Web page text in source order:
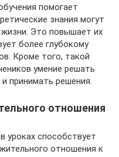
помогает
знания могут
Это повышает их
более глубокому
Кроме того, такой
умение решать
принимать решения.
отношения
уроках способствует
отношения к